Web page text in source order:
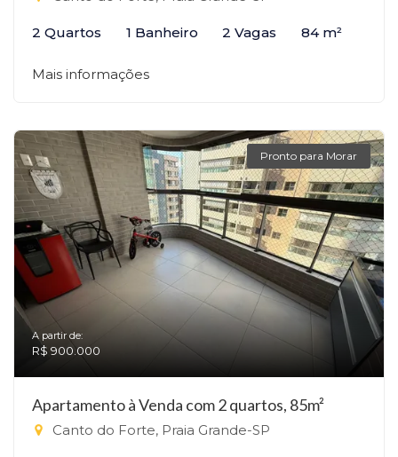
2 Quartos 1 Banheiro 2 Vagas 84 m²
Mais informações
Pronto para Morar
A partir de:
R$ 900.000
Apartamento à Venda com 2 quartos, 85m²
Canto do Forte, Praia Grande-SP